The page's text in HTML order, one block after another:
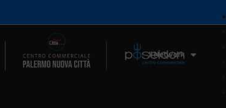
Il Network